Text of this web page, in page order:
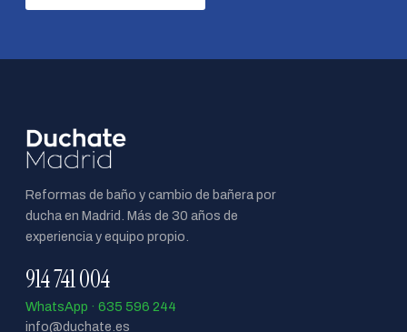
Reformas de baño y cambio de bañera por
ducha en Madrid. Más de 30 años de
experiencia y equipo propio.
914 741 004
WhatsApp · 635 596 244
info@duchate.es